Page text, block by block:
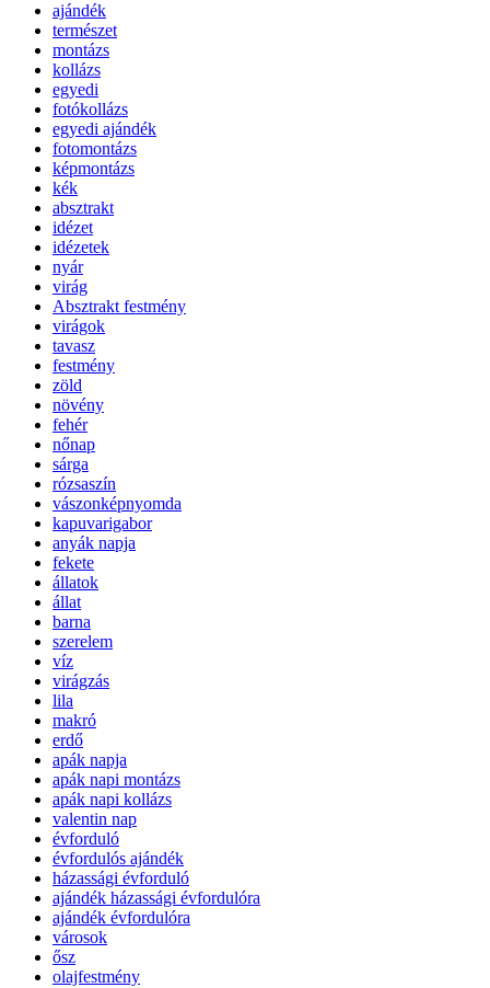
ajándék
természet
montázs
kollázs
egyedi
fotókollázs
egyedi ajándék
fotomontázs
képmontázs
kék
absztrakt
idézet
idézetek
nyár
virág
Absztrakt festmény
virágok
tavasz
festmény
zöld
növény
fehér
nőnap
sárga
rózsaszín
vászonképnyomda
kapuvarigabor
anyák napja
fekete
állatok
állat
barna
szerelem
víz
virágzás
lila
makró
erdő
apák napja
apák napi montázs
apák napi kollázs
valentin nap
évforduló
évfordulós ajándék
házassági évforduló
ajándék házassági évfordulóra
ajándék évfordulóra
városok
ősz
olajfestmény